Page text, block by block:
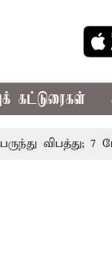
கட்டுரைகள்
விபத்து; 7 பேர்